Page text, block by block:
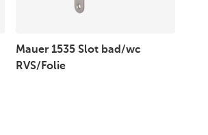
Mauer 1535 Slot bad/wc
RVS/Folie